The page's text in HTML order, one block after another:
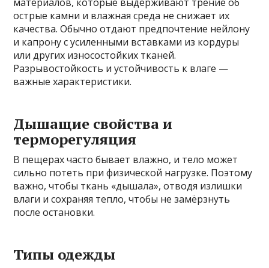
острые камни и влажная среда не снижает их
качества. Обычно отдают предпочтение нейлону
и капрону с усиленными вставками из кордуры
или других износостойких тканей.
Разрывостойкость и устойчивость к влаге —
важные характеристики.
Дышащие свойства и
терморегуляция
В пещерах часто бывает влажно, и тело может
сильно потеть при физической нагрузке. Поэтому
важно, чтобы ткань «дышала», отводя излишки
влаги и сохраняя тепло, чтобы не замёрзнуть
после остановки.
Типы одежды